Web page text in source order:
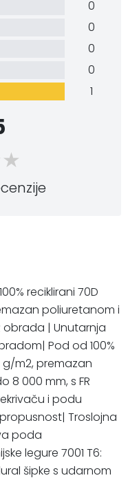
0
0
0
0
1
reciklirani 70D
poliuretanom i
| Unutarnja
Pod od 100%
g/m2, premazan
000 mm, s FR
i podu
Troslojna
poda
legure 7001 T6:
šipke s udarnom